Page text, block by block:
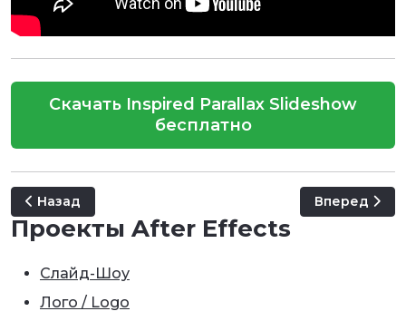
Скачать Inspired Parallax Slideshow
бесплатно
Предыдущий: Elegant Architecture Promo
Назад Следующий:
Вперед
Проекты After Effects
Слайд-Шоу
Лого / Logo